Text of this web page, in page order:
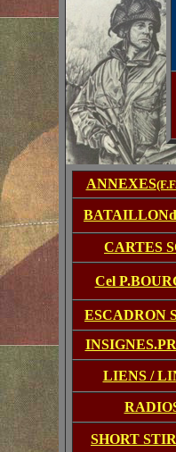
ANNEXES
CARTES
Cel
ESCADRON
LIENS /
SHORT